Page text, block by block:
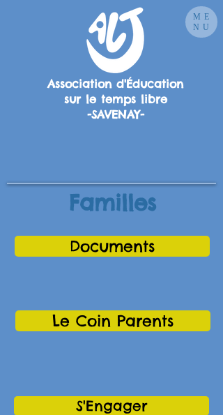
Association d'Éducation
sur le temps libre
-SAVENAY-
ME
NU
Familles
Documents
Le Coin Parents
S'Engager